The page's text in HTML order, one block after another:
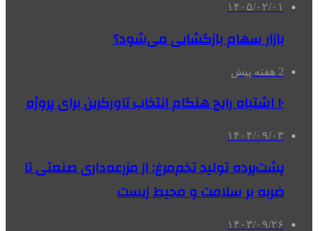
۱۴۰۵/۰۲/۰۱
بازار سهام بازگشایی می‌شود؟
2 هفته پیش
۱۰ اشتباه رایج هنگام انتخاب تاورکرین برای پروژه
۱۴۰۴/۰۹/۰۳
پشت‌پرده تولید تخم‌مرغ: از مزرعه‌داری صنعتی تا
ضربه بر سلامت و محیط زیست
۱۴۰۳/۰۹/۲۶